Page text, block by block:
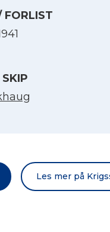
Les mer på